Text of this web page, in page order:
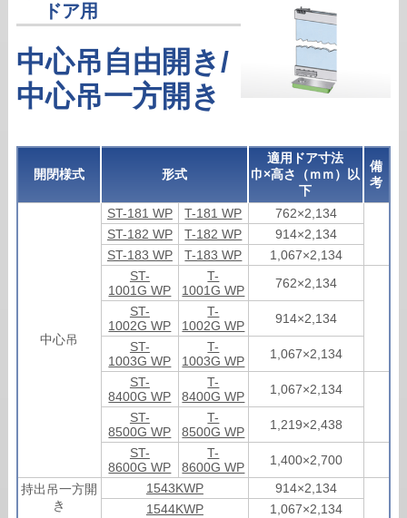
ドア用
中心吊自由開き/
中心吊一方開き
開閉様式 形式
適用ドア寸法
巾×高さ（ｍｍ）以
下
備
考
中心吊
ST-181 WP T-181 WP
762×2,134
ST-182 WP
T-182 WP
914×2,134
ST-183 WP
T-183 WP
1,067×2,134
ST-
1001G WP
T-
1001G WP
762×2,134
ST-
1002G WP
T-
1002G WP
914×2,134
ST-
1003G WP
T-
1003G WP
1,067×2,134
ST-
8400G WP
T-
8400G WP
1,067×2,134
ST-
8500G WP
T-
8500G WP
1,219×2,438
ST-
8600G WP
T-
8600G WP
1,400×2,700
持出吊一方開
き
1543KWP
914×2,134
1544KWP
1,067×2,134